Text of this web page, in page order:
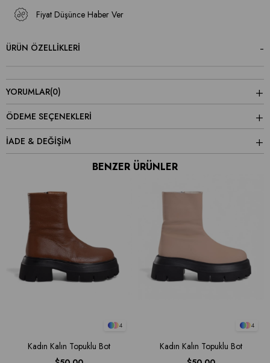
Fiyat Düşünce Haber Ver
ÜRÜN ÖZELLIKLERI
YORUMLAR(0)
ÖDEME SEÇENEKLERI
İADE & DEĞİŞİM
BENZER ÜRÜNLER
4
Kadın Kalın Topuklu Bot
4
Kadın Kalın Topuklu Bot